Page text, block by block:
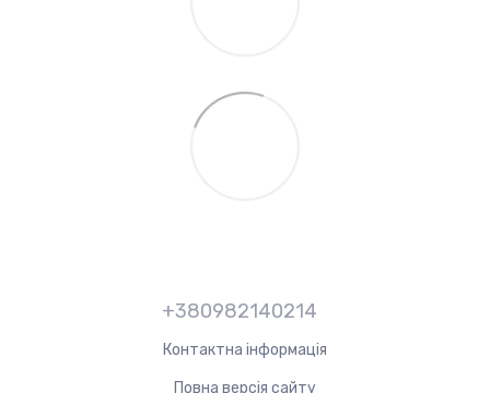
+380982140214
Контактна інформація
Повна версія сайту